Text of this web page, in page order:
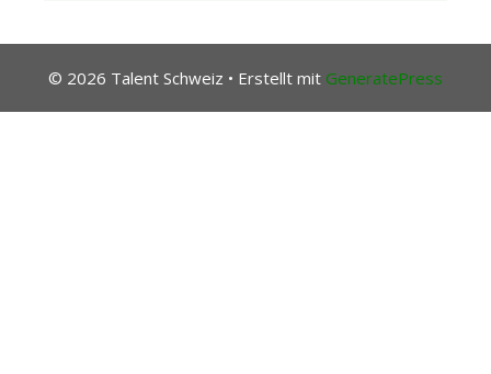
© 2026 Talent Schweiz • Erstellt mit GeneratePress